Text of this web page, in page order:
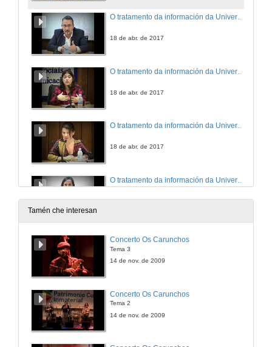
O tratamento da información da Universidade de Vigo ma prensa galega. Intervención de Pedro Pérez
18 de abr. de 2017
18 de abr. de 2017
O tratamento da información da Universidade de Vigo ma prensa galega. Intervención de Ana Martínez
18 de abr. de 2017
18 de abr. de 2017
Tamén che interesan
Concerto Os Carunchos
Tema 3
14 de nov. de 2009
Concerto Os Carunchos
Tema 2
14 de nov. de 2009